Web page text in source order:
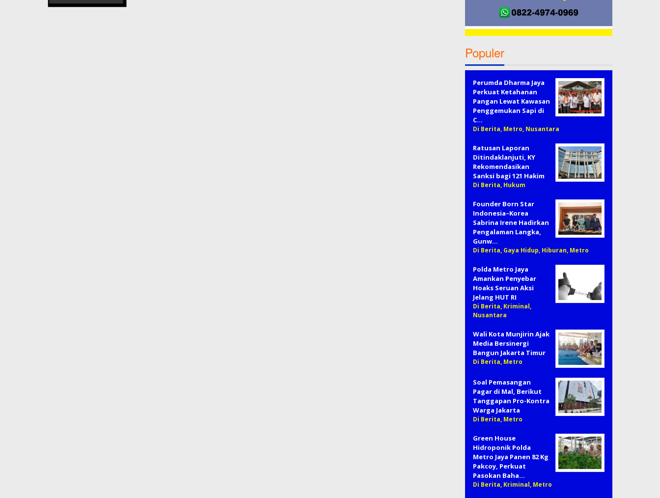
Populer
Perumda Dharma Jaya
Perkuat Ketahanan
Pangan Lewat Kawasan
Penggemukan Sapi di
C…
Di Berita, Metro, Nusantara
Ratusan Laporan
Ditindaklanjuti, KY
Rekomendasikan
Sanksi bagi 121 Hakim
Di Berita, Hukum
Founder Born Star
Indonesia–Korea
Sabrina Irene Hadirkan
Pengalaman Langka,
Gunw…
Di Berita, Gaya Hidup, Hiburan, Metro
Polda Metro Jaya
Amankan Penyebar
Hoaks Seruan Aksi
Jelang HUT RI
Di Berita, Kriminal,
Nusantara
Wali Kota Munjirin Ajak
Media Bersinergi
Bangun Jakarta Timur
Di Berita, Metro
Soal Pemasangan
Pagar di Mal, Berikut
Tanggapan Pro-Kontra
Warga Jakarta
Di Berita, Metro
Green House
Hidroponik Polda
Metro Jaya Panen 82 Kg
Pakcoy, Perkuat
Pasokan Baha…
Di Berita, Kriminal, Metro